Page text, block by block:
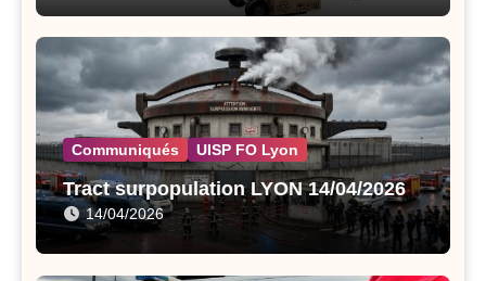
Communiqués UISP FO Lyon
Tract surpopulation LYON 14/04/2026
14/04/2026